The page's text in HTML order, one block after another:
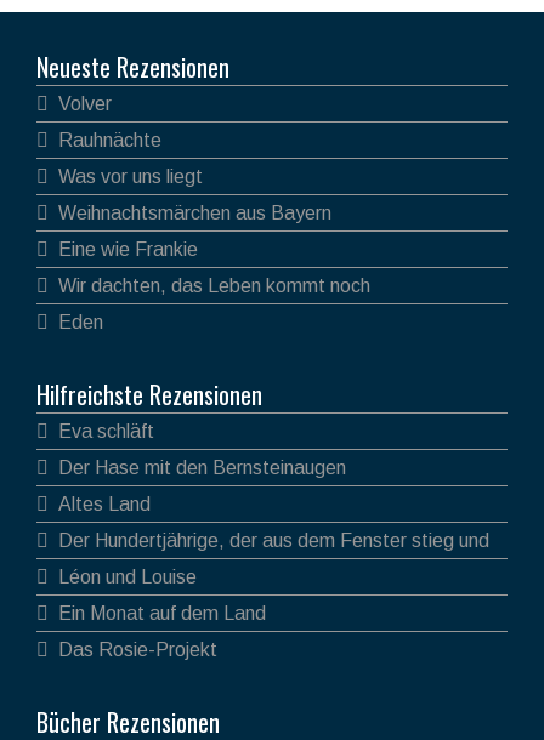
Neueste Rezensionen
Volver
Rauhnächte
Was vor uns liegt
Weihnachtsmärchen aus Bayern
Eine wie Frankie
Wir dachten, das Leben kommt noch
Eden
Hilfreichste Rezensionen
Eva schläft
Der Hase mit den Bernsteinaugen
Altes Land
Der Hundertjährige, der aus dem Fenster stieg und
verschwand
Léon und Louise
Ein Monat auf dem Land
Das Rosie-Projekt
Bücher Rezensionen